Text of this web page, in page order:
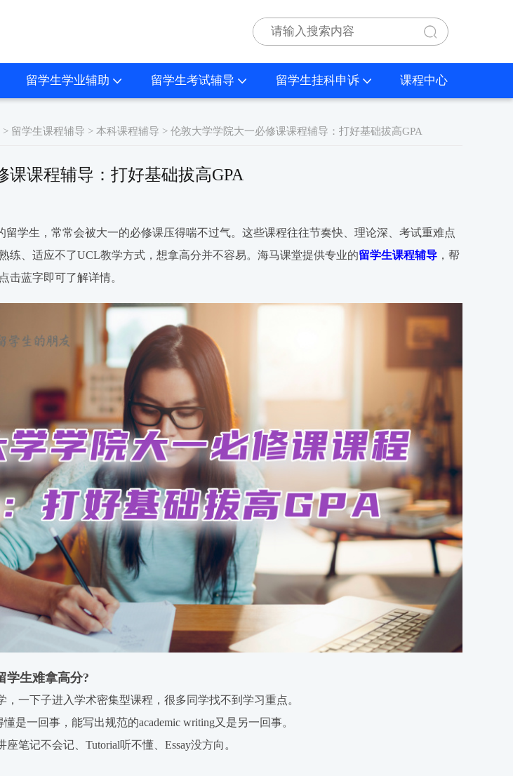
留学生学业辅助 留学生考试辅导 留学生挂科申诉 课程中心
> 留学生课程辅导 > 本科课程辅导 > 伦敦大学学院大一必修课课程辅导：打好基础拔高GPA
课课程辅导：打好基础拔高GPA
生，常常会被大一的必修课压得喘不过气。这些课程往往节奏快、理论深、考试重难点
练、适应不了UCL教学方式，想拿高分并不容易。海马课堂提供专业的留学生课程辅导 ，帮
击蓝字即可了解详情。
生难拿高分?
一下子进入学术密集型课程，很多同学找不到学习重点。
一回事，能写出规范的academic writing又是另一回事。
记不会记、Tutorial听不懂、Essay没方向。